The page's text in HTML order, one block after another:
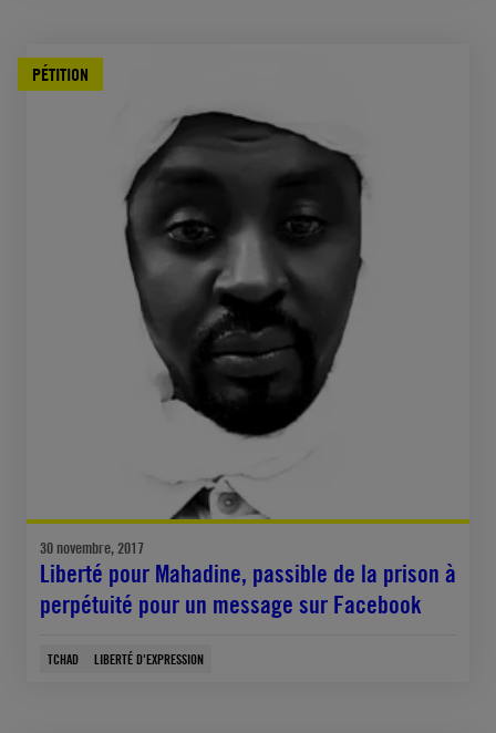
PÉTITION
30 novembre, 2017
Liberté pour Mahadine, passible de la prison à
perpétuité pour un message sur Facebook
TCHAD LIBERTÉ D'EXPRESSION